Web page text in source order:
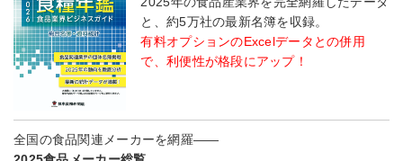
と、約5万社の最新名簿を収録。
有料オプションのExcelデータとの併用
で、利便性が格段にアップ！
全国の食品関連メーカーを網羅――